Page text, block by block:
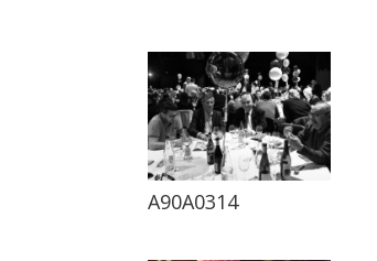
A90A0314